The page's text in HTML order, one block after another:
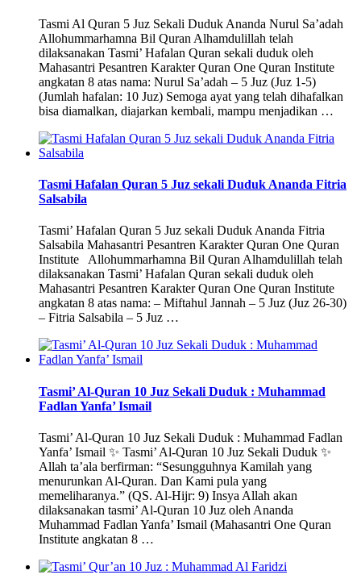
Tasmi Al Quran 5 Juz Sekali Duduk Ananda Nurul Sa’adah
Allohummarhamna Bil Quran Alhamdulillah telah
dilaksanakan Tasmi’ Hafalan Quran sekali duduk oleh
Mahasantri Pesantren Karakter Quran One Quran Institute
angkatan 8 atas nama: Nurul Sa’adah – 5 Juz (Juz 1-5)
(Jumlah hafalan: 10 Juz) Semoga ayat yang telah dihafalkan
bisa diamalkan, diajarkan kembali, mampu menjadikan …
Tasmi Hafalan Quran 5 Juz sekali Duduk Ananda Fitria
Salsabila
Tasmi’ Hafalan Quran 5 Juz sekali Duduk Ananda Fitria
Salsabila Mahasantri Pesantren Karakter Quran One Quran
Institute Allohummarhamna Bil Quran Alhamdulillah telah
dilaksanakan Tasmi’ Hafalan Quran sekali duduk oleh
Mahasantri Pesantren Karakter Quran One Quran Institute
angkatan 8 atas nama: – Miftahul Jannah – 5 Juz (Juz 26-30)
– Fitria Salsabila – 5 Juz …
Tasmi’ Al-Quran 10 Juz Sekali Duduk : Muhammad
Fadlan Yanfa’ Ismail
Tasmi’ Al-Quran 10 Juz Sekali Duduk : Muhammad Fadlan
Yanfa’ Ismail ✨ Tasmi’ Al-Quran 10 Juz Sekali Duduk ✨
Allah ta’ala berfirman: “Sesungguhnya Kamilah yang
menurunkan Al-Quran. Dan Kami pula yang
memeliharanya.” (QS. Al-Hijr: 9) Insya Allah akan
dilaksanakan tasmi’ Al-Quran 10 Juz oleh Ananda
Muhammad Fadlan Yanfa’ Ismail (Mahasantri One Quran
Institute angkatan 8 …